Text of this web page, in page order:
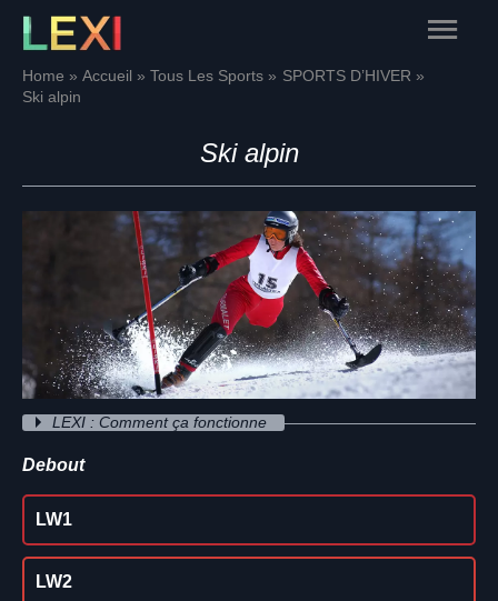
Skip
content
Main
Menu
Home Accueil Tous Les Sports
SPORTS D’HIVER
Ski alpin
Ski alpin
LEXI : Comment ça fonctionne
Debout
LW1
LW2